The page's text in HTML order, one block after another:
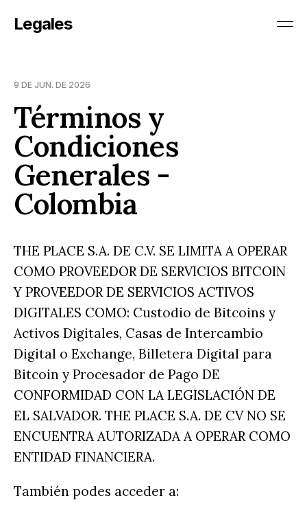
Legales
9 DE JUN. DE 2026
Términos y
Condiciones
Generales -
Colombia
THE PLACE S.A. DE C.V. SE LIMITA A OPERAR
COMO PROVEEDOR DE SERVICIOS BITCOIN
Y PROVEEDOR DE SERVICIOS ACTIVOS
DIGITALES COMO: Custodio de Bitcoins y
Activos Digitales, Casas de Intercambio
Digital o Exchange, Billetera Digital para
Bitcoin y Procesador de Pago DE
CONFORMIDAD CON LA LEGISLACIÓN DE
EL SALVADOR. THE PLACE S.A. DE CV NO SE
ENCUENTRA AUTORIZADA A OPERAR COMO
ENTIDAD FINANCIERA.
También podes acceder a: